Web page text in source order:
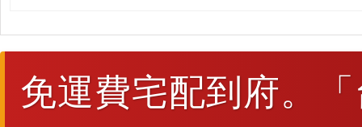
免運費宅配到府。